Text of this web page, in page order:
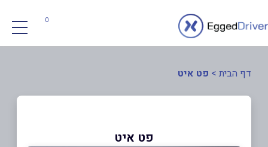
0
דף הבית > פט איט
פט איט